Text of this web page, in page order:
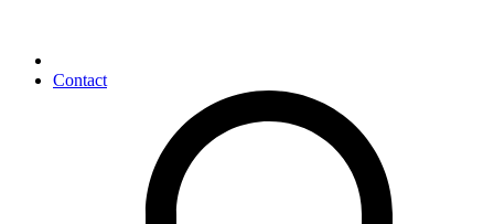
Contact